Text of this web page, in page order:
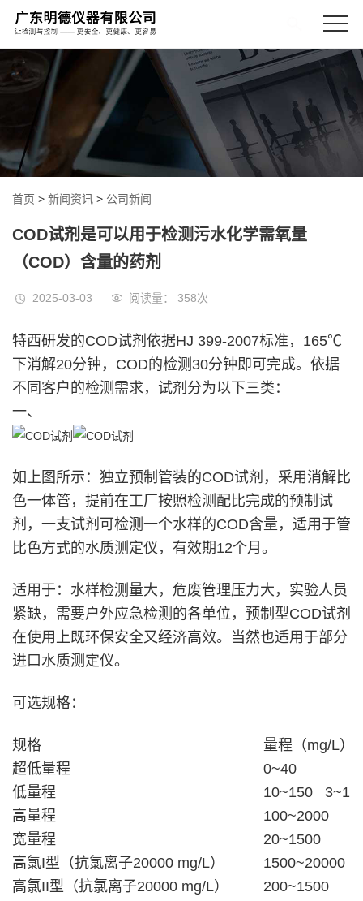
首页 > 新闻资讯 > 公司新闻
COD试剂是可以用于检测污水化学需氧量
（COD）含量的药剂
2025-03-03 阅读量： 358次
特西研发的COD试剂依据HJ 399-2007标准，165℃
下消解20分钟，COD的检测30分钟即可完成。依据
不同客户的检测需求，试剂分为以下三类：
一、
如上图所示：独立预制管装的COD试剂，采用消解比
色一体管，提前在工厂按照检测配比完成的预制试
剂，一支试剂可检测一个水样的COD含量，适用于管
比色方式的水质测定仪，有效期12个月。
适用于：水样检测量大，危废管理压力大，实验人员
紧缺，需要户外应急检测的各单位，预制型COD试剂
在使用上既环保安全又经济高效。当然也适用于部分
进口水质测定仪。
可选规格：
规格
量程（mg/L）
超低量程
0~40
低量程
10~150
高量程
100~2000
宽量程
20~1500
高氯I型（抗氯离子20000 mg/L）
1500~20000
高氯II型（抗氯离子20000 mg/L）
200~1500